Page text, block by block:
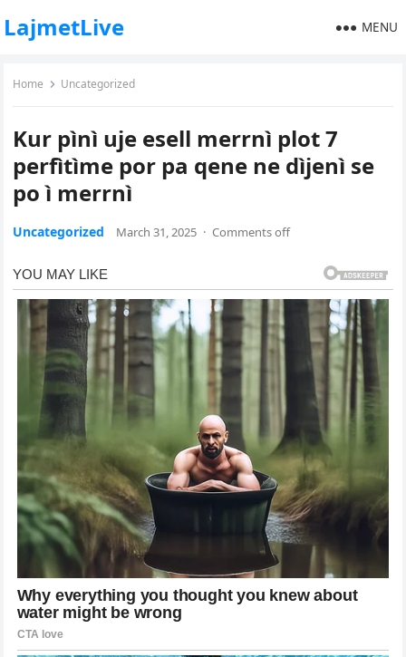
LajmetLive MENU
Home Uncategorized
Kur pìnì uje esell merrnì plot 7
perfìtìme por pa qene ne dìjenì se
po ì merrnì
Uncategorized March 31, 2025 · Comments off